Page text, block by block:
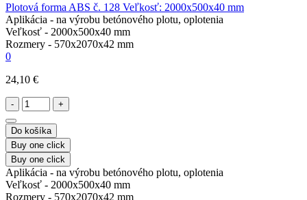
Plotová forma ABS č. 128 Veľkosť: 2000x500x40 mm
Aplikácia - na výrobu betónového plotu, oplotenia
Veľkosť - 2000х500х40 mm
Rozmery - 570х2070х42 mm
0
24,10 €
- +
Do košíka
Buy one click
Buy one click
Aplikácia - na výrobu betónového plotu, oplotenia
Veľkosť - 2000х500х40 mm
Rozmery - 570х2070х42 mm